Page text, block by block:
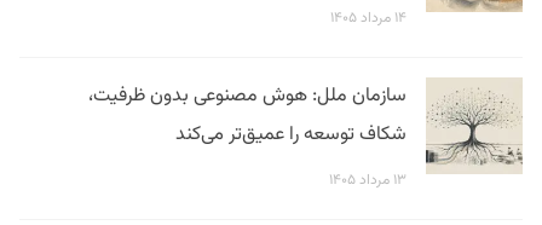
۱۴ مرداد ۱۴۰۵
سازمان ملل: هوش مصنوعی بدون ظرفیت،
شکاف توسعه را عمیق‌تر می‌کند
۱۳ مرداد ۱۴۰۵